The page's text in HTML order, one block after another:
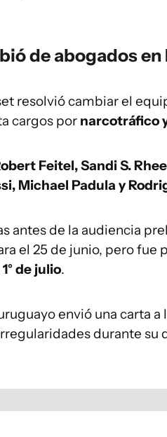
de abogados
resolvió cambiar el
cargos por narcotráfico
Feitel, Sandi S.
Michael Padula y
antes de la audiencia
el 25 de junio, pero fue
1° de julio.
envió una carta a
durante su